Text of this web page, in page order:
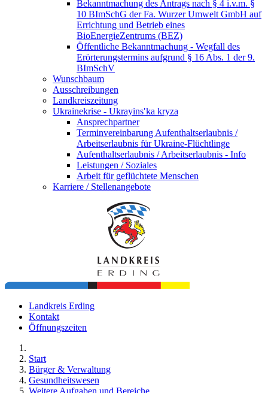
Bekanntmachung des Antrags nach § 4 i.v.m. §
10 BImSchG der Fa. Wurzer Umwelt GmbH auf
Errichtung und Betrieb eines
BioEnergieZentrums (BEZ)
Öffentliche Bekanntmachung - Wegfall des
Erörterungstermins aufgrund § 16 Abs. 1 der 9.
BImSchV
Wunschbaum
Ausschreibungen
Landkreiszeitung
Ukrainekrise - Ukrayinsʹka kryza
Ansprechpartner
Terminvereinbarung Aufenthaltserlaubnis /
Arbeitserlaubnis für Ukraine-Flüchtlinge
Aufenthaltserlaubnis / Arbeitserlaubnis - Info
Leistungen / Soziales
Arbeit für geflüchtete Menschen
Karriere / Stellenangebote
Landkreis Erding
Kontakt
Öffnungszeiten
Start
Bürger & Verwaltung
Gesundheitswesen
Weitere Aufgaben und Bereiche